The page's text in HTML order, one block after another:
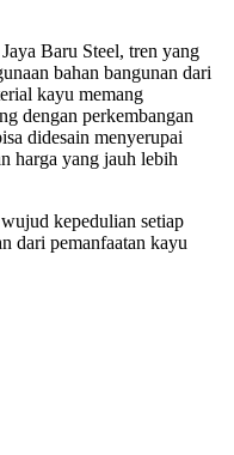
Baru Steel, tren yang
bahan bangunan dari
kayu memang
dengan perkembangan
didesain menyerupai
harga yang jauh lebih
kepedulian setiap
dari pemanfaatan kayu